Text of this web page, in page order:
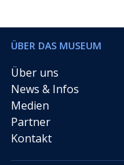
ÜBER DAS MUSEUM
Über uns
News & Infos
Medien
Partner
Kontakt